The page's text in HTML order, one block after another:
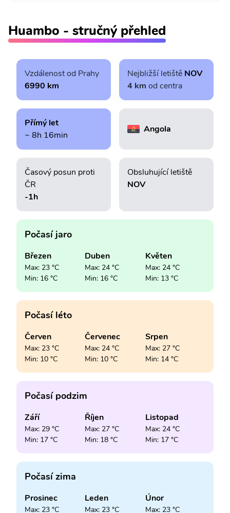
Huambo - stručný přehled
Vzdálenost od Prahy
6990 km
Nejbližší letiště NOV
4 km od centra
Přímý let
~ 8h 16min
Angola
Časový posun proti
ČR
-1h
Obsluhující letiště
NOV
Počasí jaro
Březen
Max: 23 °C
Min: 16 °C
Duben
Max: 24 °C
Min: 16 °C
Květen
Max: 24 °C
Min: 13 °C
Počasí léto
Červen
Max: 23 °C
Min: 10 °C
Červenec
Max: 24 °C
Min: 10 °C
Srpen
Max: 27 °C
Min: 14 °C
Počasí podzim
Září
Max: 29 °C
Min: 17 °C
Říjen
Max: 27 °C
Min: 18 °C
Listopad
Max: 24 °C
Min: 17 °C
Počasí zima
Prosinec
Max: 23 °C
Leden
Max: 23 °C
Únor
Max: 23 °C